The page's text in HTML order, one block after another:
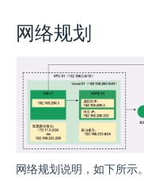
网络规划
网络规划说明，如下所示。